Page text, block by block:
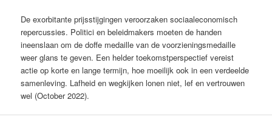
De exorbitante prijsstijgingen veroorzaken sociaaleconomisch
repercussies. Politici en beleidmakers moeten de handen
ineenslaan om de doffe medaille van de voorzieningsmedaille
weer glans te geven. Een helder toekomstperspectief vereist
actie op korte en lange termijn, hoe moeilijk ook in een verdeelde
samenleving. Lafheid en wegkijken lonen niet, lef en vertrouwen
wel (October 2022).